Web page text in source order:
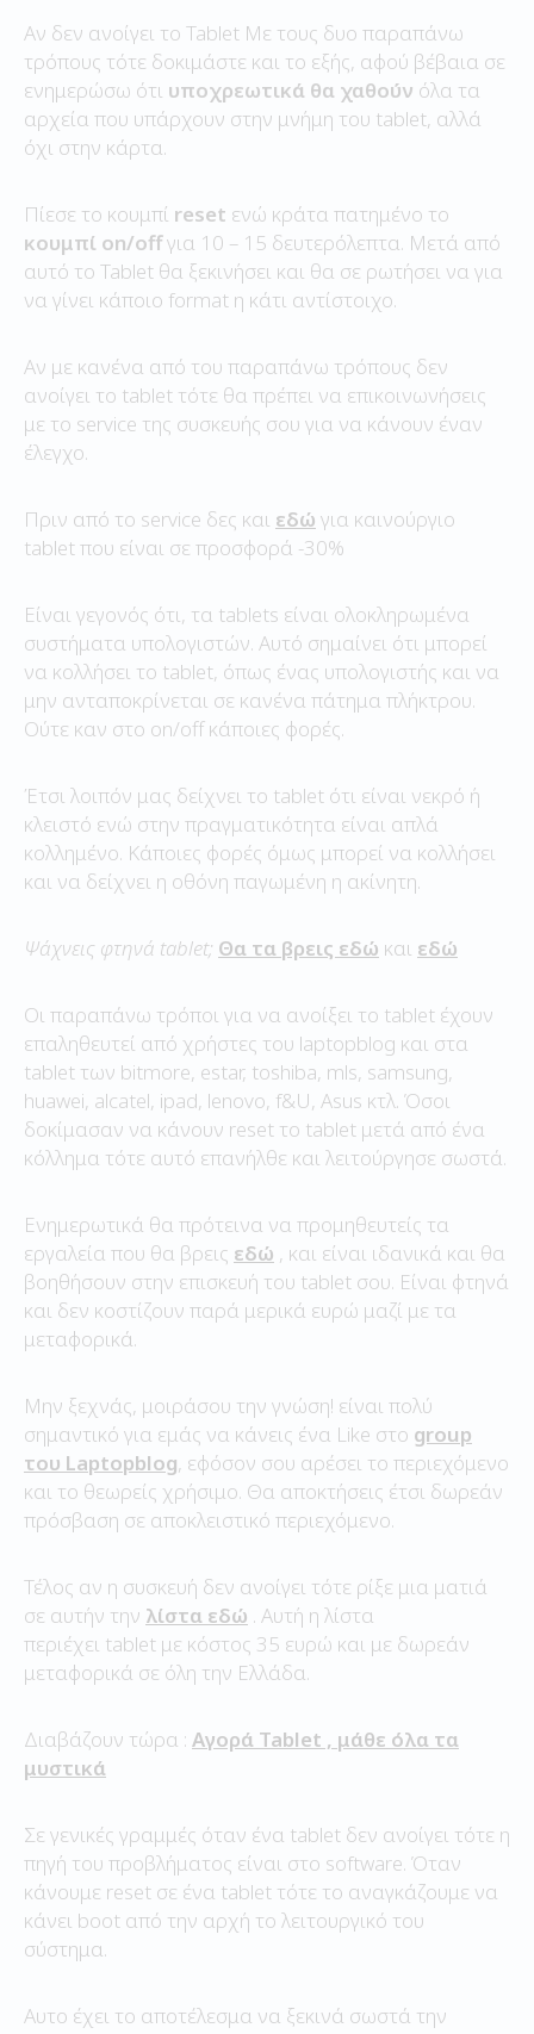
Αν δεν ανοίγει το Tablet Με τους δυο παραπάνω
τρόπους τότε δοκιμάστε και το εξής, αφού βέβαια σε
ενημερώσω ότι υποχρεωτικά θα χαθούν όλα τα
αρχεία που υπάρχουν στην μνήμη του tablet, αλλά
όχι στην κάρτα.
Πίεσε το κουμπί reset ενώ κράτα πατημένο το
κουμπί on/offγια 10 – 15 δευτερόλεπτα. Μετά από
αυτό το Tablet θα ξεκινήσει και θα σε ρωτήσει να για
να γίνει κάποιο format η κάτι αντίστοιχο.
Αν με κανένα από του παραπάνω τρόπους δεν
ανοίγει το tablet τότε θα πρέπει να επικοινωνήσεις
με το service της συσκευής σου για να κάνουν έναν
έλεγχο.
Πριν από το service δες και εδώ για καινούργιο
tablet που είναι σε προσφορά -30%
Είναι γεγονός ότι, τα tablets είναι ολοκληρωμένα
συστήματα υπολογιστών. Αυτό σημαίνει ότι μπορεί
να κολλήσει το tablet, όπως ένας υπολογιστής και να
μην ανταποκρίνεται σε κανένα πάτημα πλήκτρου.
Ούτε καν στο on/off κάποιες φορές.
Έτσι λοιπόν μας δείχνει το tablet ότι είναι νεκρό ή
κλειστό ενώ στην πραγματικότητα είναι απλά
κολλημένο. Κάποιες φορές όμως μπορεί να κολλήσει
και να δείχνει η οθόνη παγωμένη η ακίνητη.
Ψάχνεις φτηνά tablet; Θα τα βρεις εδώ και εδώ
Οι παραπάνω τρόποι για να ανοίξει το tablet έχουν
επαληθευτεί από χρήστες του laptopblog και στα
tablet των bitmore, estar, toshiba, mls, samsung,
huawei, alcatel, ipad, lenovo, f&U, Asus κτλ. Όσοι
δοκίμασαν να κάνουν reset το tablet μετά από ένα
κόλλημα τότε αυτό επανήλθε και λειτούργησε σωστά.
Ενημερωτικά θα πρότεινα να προμηθευτείς τα
εργαλεία που θα βρεις εδώ , και είναι ιδανικά και θα
βοηθήσουν στην επισκευή του tablet σου. Είναι φτηνά
και δεν κοστίζουν παρά μερικά ευρώ μαζί με τα
μεταφορικά.
Μην ξεχνάς, μοιράσου την γνώση! είναι πολύ
σημαντικό για εμάς να κάνεις ένα Like στο group
του Laptopblog, εφόσον σου αρέσει το περιεχόμενο
και το θεωρείς χρήσιμο. Θα αποκτήσεις έτσι δωρεάν
πρόσβαση σε αποκλειστικό περιεχόμενο.
Τέλος αν η συσκευή δεν ανοίγει τότε ρίξε μια ματιά
σε αυτήν την λίστα εδώ . Αυτή η λίστα
περιέχει tablet με κόστος 35 ευρώ και με δωρεάν
μεταφορικά σε όλη την Ελλάδα.
Διαβάζουν τώρα : Αγορά Tablet , μάθε όλα τα
μυστικά
Σε γενικές γραμμές όταν ένα tablet δεν ανοίγει τότε η
πηγή του προβλήματος είναι στο software. Όταν
κάνουμε reset σε ένα tablet τότε το αναγκάζουμε να
κάνει boot από την αρχή το λειτουργικό του
σύστημα.
Αυτο έχει το αποτέλεσμα να ξεκινά σωστά την